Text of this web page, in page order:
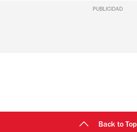
PUBLICIDAD
Back to Top